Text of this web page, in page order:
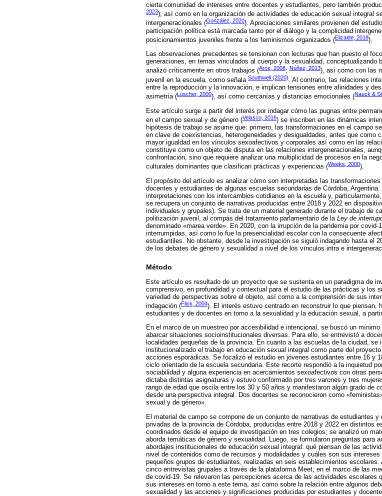
cierta comunidad de intereses entre docentes y estudiantes, pero también
2023); así como en la organización de actividades de educación sexual integral
intergeneracionales (González, 2020). Apreciaciones similares provienen del
participación política está marcada tanto por el diálogo y la complicidad
posicionamientos juveniles frente a los feminismos organizados (Elizalde, 2018).
Las observaciones precedentes se tensionan con lecturas que han puesto el
generaciones, en temas vinculados al cuerpo y la sexualidad, conceptualizando
analizó críticamente en otros trabajos (Arce, 2008; Núñez, 2013), así como con las
juvenil en la escuela, como señala Southwell (2020). Al contrario, las relaciones
entre la reproducción y la innovación, e implican tensiones entre afinidades y
asimetría (Lüscher, 2000), así como cercanías y distancias emocionales (Nauck &
Este artículo surge a partir del interés por indagar cómo las pugnas entre
en el campo sexual y de género (Velasco, 2016) se inscriben en las dinámicas
hipótesis de trabajo se asume que: primero, las transformaciones en el campo
en clave de coexistencias, heterogeneidades y desigualdades, antes que como
mayor igualdad en los vínculos sexoafectivos y corporales así como en las
constituye como un objeto de disputa en las relaciones intergeneracionales,
confrontación, sino que requiere analizar una multiplicidad de procesos en la
culturales dominantes que clasifican prácticas y experiencias (Weeks, 2000).
El propósito del artículo es analizar cómo son interpretadas las
docentes y estudiantes de algunas escuelas secundarias de Córdoba,
interpretaciones con los intercambios cotidianos en la escuela y,
se recupera un conjunto de narrativas producidas entre 2018 y 2022 en
individuales y grupales). Se trata de un material generado durante el trabajo de
politización juvenil, al compás del tratamiento parlamentario de la Ley de
denominado «marea verde». En 2020, con la irrupción de la pandemia por
interrumpidas, así como lo fue la presencialidad escolar con la consecuente
estudiantiles. No obstante, desde la investigación se siguió indagando hasta el
de los debates de género y sexualidad a nivel de los vínculos intra e
Método
Este artículo es resultado de un proyecto que se sustenta en un paradigma de
comprensivo, en profundidad y contextual para el estudio de las prácticas y los
variedad de perspectivas sobre el objeto, así como a la comprensión de sus
indagación (Flick, 2004). El interés estuvo centrado en reconstruir lo que piensan,
estudiantes y de docentes en torno a la sexualidad y la educación sexual, a
En el marco de un muestreo por accesibilidad e intencional, se buscó un
abarcar situaciones socioinstitucionales diversas. Para ello, se entrevistó a
localidades pequeñas de la provincia. En cuanto a las escuelas de la ciudad, se
institucionalizado el trabajo en educación sexual integral como parte del
acciones esporádicas. Se focalizó el estudio en jóvenes estudiantes entre 16 y
ciclo orientado de la escuela secundaria. Este recorte respondió a la inquietud
sociabilidad y alguna experiencia en acercamientos sexoafectivos con otras
dictaba distintas asignaturas y estuvo conformado por tres varones y tres
rango de edad que oscila entre los 30 y 50 años y manifestaron algún grado de
desde una perspectiva integral. Dos docentes se reconocieron como
sexual y de género».
El material de campo se compone de un conjunto de narrativas de estudiantes
privadas de la provincia de Córdoba, producidas entre 2018 y 2022 en distintos
coordinados desde el equipo de investigación en tres colegios; se analizó un
aborda temáticas de género y sexualidad. Luego, se formularon preguntas para
abordajes institucionales de educación sexual integral: qué piensan de las
nivel de contenidos como de recursos y modalidades y cuáles son sus
pequeños grupos de estudiantes, realizadas en seis establecimientos
cinco entrevistas grupales a través de la plataforma Meet, en el marco de las
de covid-19. Se relevaron las percepciones acerca de las actividades escolares
sus intereses en torno a este tema, así como sobre la relación entre algunos
sexualidad y las acciones y significaciones producidas por estudiantes y